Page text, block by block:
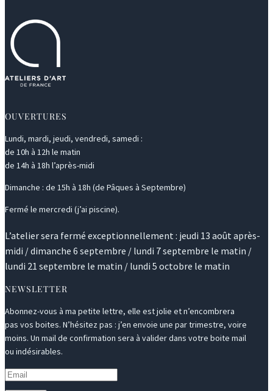
OUVERTURES
Lundi, mardi, jeudi, vendredi, samedi :
de 10h à 12h le matin
de 14h à 18h l’après-midi
Dimanche : de 15h à 18h (de Pâques à Septembre)
Fermé le mercredi (j’ai piscine).
L’atelier sera fermé exceptionnellement : jeudi 13 août après-
midi / dimanche 6 septembre / lundi 7 septembre le matin /
lundi 21 septembre le matin / lundi 5 octobre le matin
NEWSLETTER
Abonnez-vous à ma petite lettre, elle est jolie et n’encombrera
pas vos boites. N’hésitez pas : j’en envoie une par trimestre, voire
moins. Un mail de confirmation sera à valider dans votre boite mail
ou indésirables.